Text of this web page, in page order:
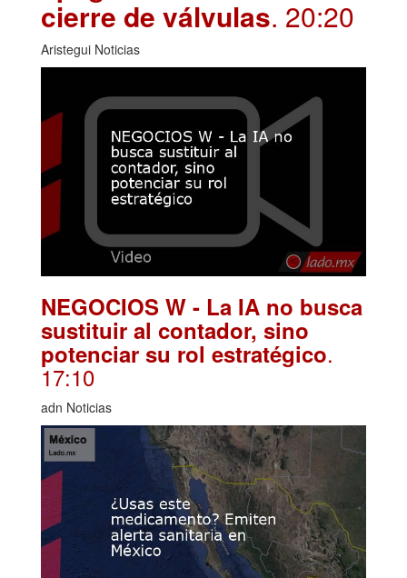
cierre de válvulas. 20:20
Aristegui Noticias
NEGOCIOS W - La IA no busca
sustituir al contador, sino
potenciar su rol estratégico.
17:10
adn Noticias